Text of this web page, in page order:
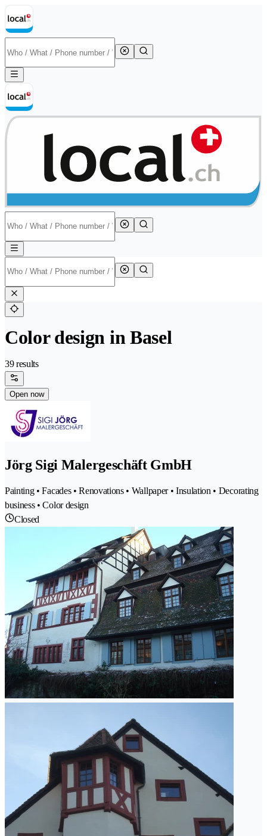
Color design in Basel
39 results
Open now
Jörg Sigi Malergeschäft GmbH
Painting • Facades • Renovations • Wallpaper • Insulation • Decorating
business • Color design
Closed